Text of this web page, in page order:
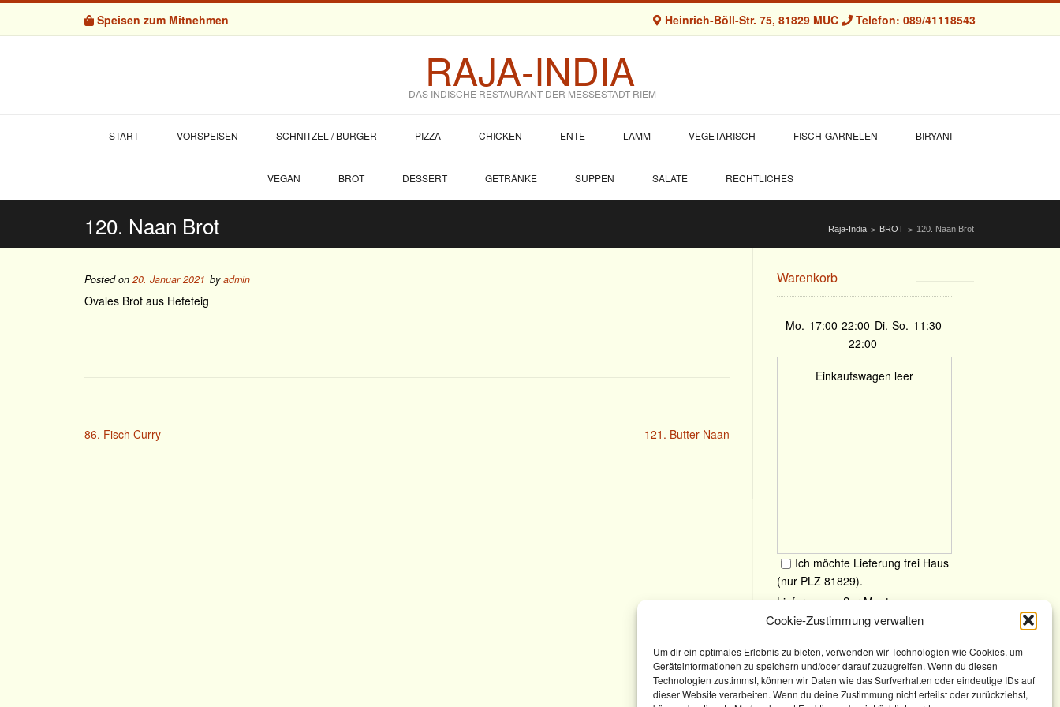
Cookie-Zustimmung verwalten
Um dir ein optimales Erlebnis zu bieten, verwenden wir Technologien wie Cookies, um
Geräteinformationen zu speichern und/oder darauf zuzugreifen. Wenn du diesen
Technologien zustimmst, können wir Daten wie das Surfverhalten oder eindeutige IDs auf
dieser Website verarbeiten. Wenn du deine Zustimmung nicht erteilst oder zurückziehst,
Speisen zum Mitnehmen Heinrich-Böll-Str. 75, 81829 MUC Telefon: 089/41118543
RAJA-INDIA
DAS INDISCHE RESTAURANT DER MESSESTADT-RIEM
START VORSPEISEN SCHNITZEL / BURGER PIZZA CHICKEN ENTE LAMM VEGETARISCH FISCH-GARNELEN BIRYANI
VEGAN BROT DESSERT GETRÄNKE SUPPEN SALATE RECHTLICHES
120. Naan Brot Raja-India > BROT > 120. Naan Brot
Posted on 20. Januar 2021 byadmin
Ovales Brot aus Hefeteig
86. Fisch Curry 121. Butter-Naan
Warenkorb
Mo. 17:00-22:00 Di.-So. 11:30-
22:00
Einkaufswagen leer
Ich möchte Lieferung frei Haus
(nur PLZ 81829).
Lieferung, außer Montag,
zwischen 11:30 - 14:00 und 17:00
Lieferung ist kostenlos im
Liefergebiet PLZ 81829 und bei
Bestellung ab30,00€